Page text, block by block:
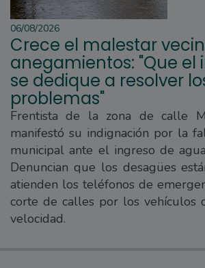
06/08/2026
Crece el malestar
anegamientos: "Que el
se dedique a resolver
problemas"
Frentista de la zona de calle
manifestó su indignación por la
municipal ante el ingreso de
Denuncian que los desagües
atienden los teléfonos de
corte de calles por los vehículos
velocidad.